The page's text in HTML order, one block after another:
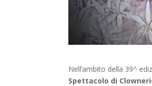
Nell’ambito della 39^
Spettacolo di